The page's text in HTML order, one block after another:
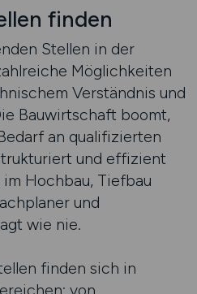
finden
Stellen in der
Möglichkeiten
Verständnis und
Bauwirtschaft boomt,
an qualifizierten
und effizient
Hochbau, Tiefbau
und
wie nie.
finden sich in
von